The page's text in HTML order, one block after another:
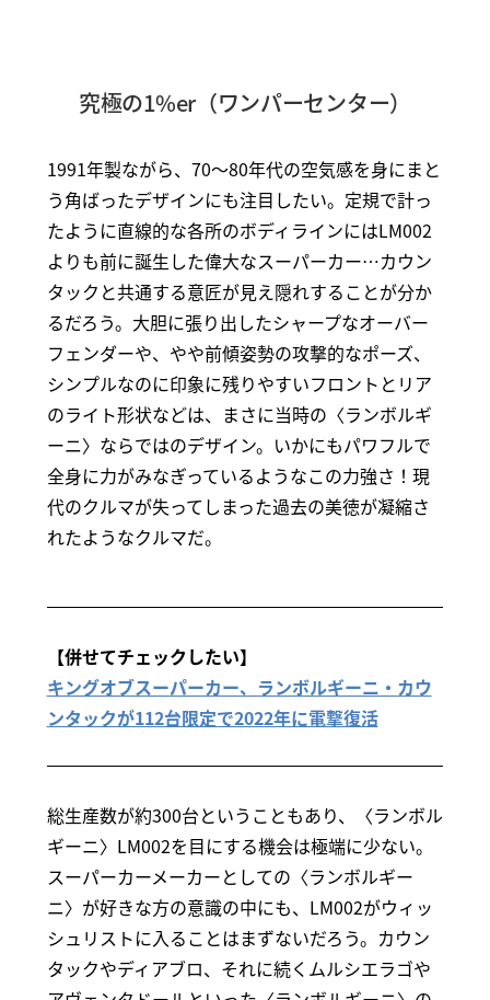
究極の1%er（ワンパーセンター）
1991年製ながら、70～80年代の空気感を身にまと
う角ばったデザインにも注目したい。定規で計っ
たように直線的な各所のボディラインにはLM002
よりも前に誕生した偉大なスーパーカー…カウン
タックと共通する意匠が見え隠れすることが分か
るだろう。大胆に張り出したシャープなオーバー
フェンダーや、やや前傾姿勢の攻撃的なポーズ、
シンプルなのに印象に残りやすいフロントとリア
のライト形状などは、まさに当時の〈ランボルギ
ーニ〉ならではのデザイン。いかにもパワフルで
全身に力がみなぎっているようなこの力強さ！現
代のクルマが失ってしまった過去の美徳が凝縮さ
れたようなクルマだ。
【併せてチェックしたい】
キングオブスーパーカー、ランボルギーニ・カウ
ンタックが112台限定で2022年に電撃復活
総生産数が約300台ということもあり、〈ランボル
ギーニ〉LM002を目にする機会は極端に少ない。
スーパーカーメーカーとしての〈ランボルギー
ニ〉が好きな方の意識の中にも、LM002がウィッ
シュリストに入ることはまずないだろう。カウン
タックやディアブロ、それに続くムルシエラゴや